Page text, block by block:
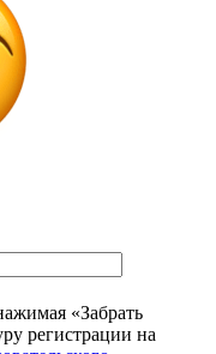
«Забрать
регистрации на